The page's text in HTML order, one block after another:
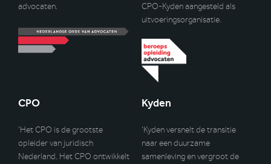
advocaten.
CPO-Kyden aangesteld als
uitvoeringsorganisatie.
CPO
‘Het CPO is de grootste
opleider van juridisch
Nederland. Het CPO ontwikkelt
Kyden
‘Kyden versnelt de transitie
naar een duurzame
samenleving en vergroot de